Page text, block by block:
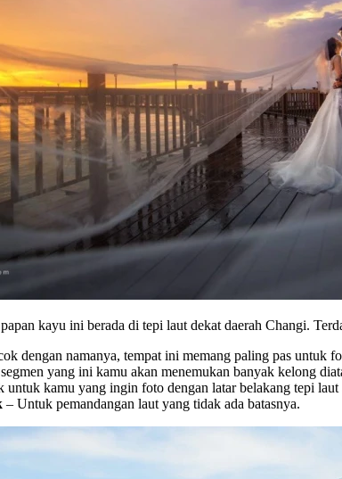
kayu ini berada di tepi laut dekat daerah Changi.
dengan namanya, tempat ini memang paling pas untuk
yang ini kamu akan menemukan banyak kelong
untuk kamu yang ingin foto dengan latar belakang tepi
– Untuk pemandangan laut yang tidak ada batasnya.